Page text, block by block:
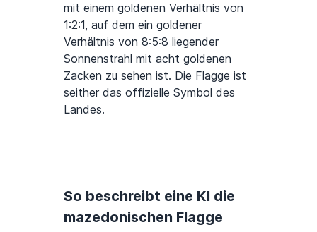
mit einem goldenen Verhältnis von
1:2:1, auf dem ein goldener
Verhältnis von 8:5:8 liegender
Sonnenstrahl mit acht goldenen
Zacken zu sehen ist. Die Flagge ist
seither das offizielle Symbol des
Landes.
So beschreibt eine KI die
mazedonischen Flagge